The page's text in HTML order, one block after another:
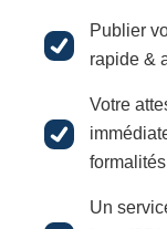
Publier
rapide &
Votre
Un